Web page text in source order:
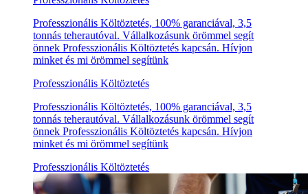
Professzionális Költöztetés, 100% garanciával, 3,5
tonnás teherautóval. Vállalkozásunk örömmel segít
önnek Professzionális Költöztetés kapcsán. Hívjon
minket és mi örömmel segítünk
Professzionális Költöztetés
Professzionális Költöztetés, 100% garanciával, 3,5
tonnás teherautóval. Vállalkozásunk örömmel segít
önnek Professzionális Költöztetés kapcsán. Hívjon
minket és mi örömmel segítünk
Professzionális Költöztetés